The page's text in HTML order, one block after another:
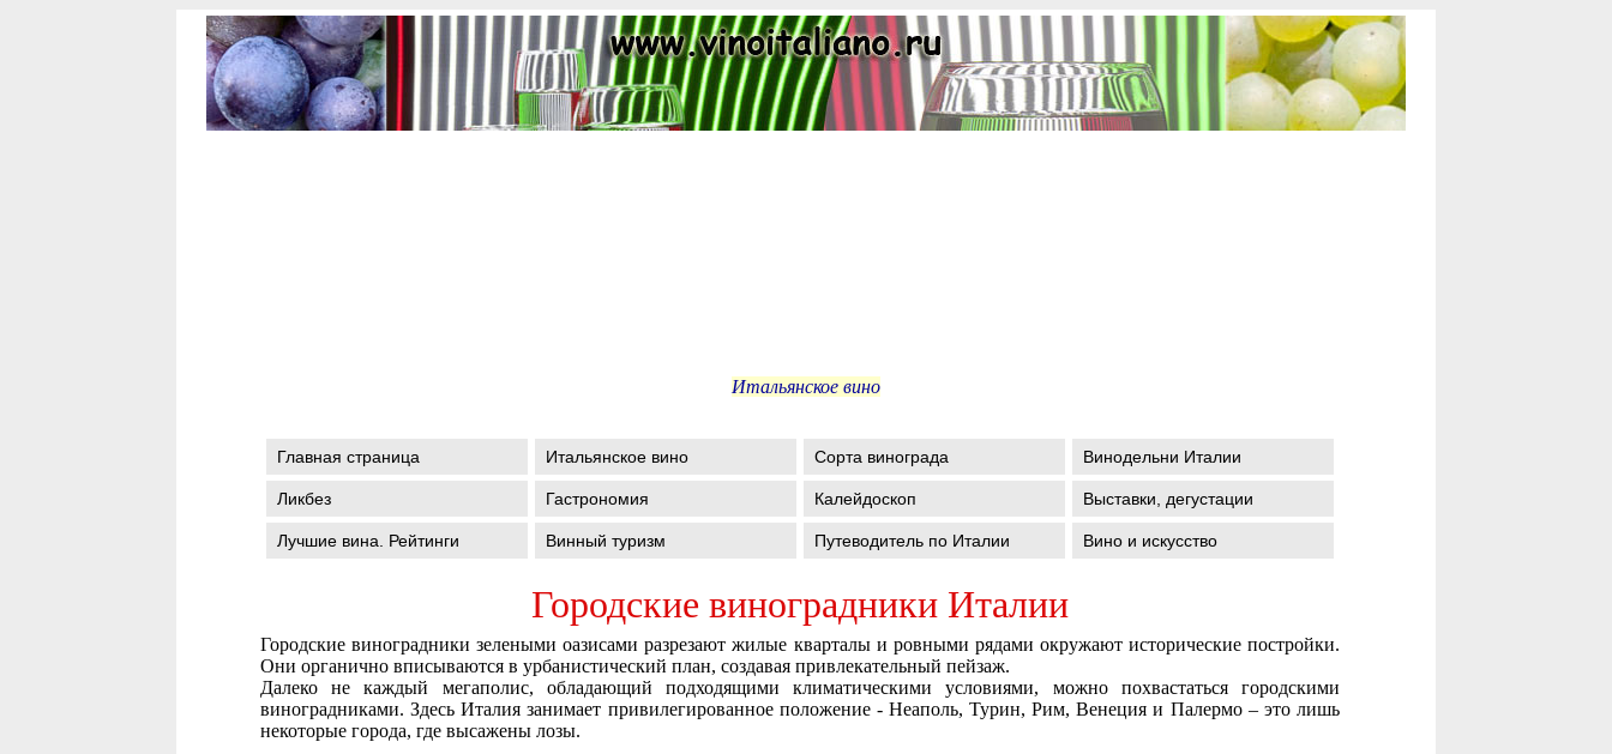
Итальянское вино
Главная страница Итальянское вино Сорта винограда Винодельни Италии
Ликбез Гастрономия Калейдоскоп Выставки, дегустации
Лучшие вина. Рейтинги Винный туризм Путеводитель по Италии Вино и искусство
Городские виноградники Италии
Городские виноградники зелеными оазисами разрезают жилые кварталы и ровными рядами окружают исторические постройки.
Они органично вписываются в урбанистический план, создавая привлекательный пейзаж.
Далеко не каждый мегаполис, обладающий подходящими климатическими условиями, можно похвастаться городскими
виноградниками. Здесь Италия занимает привилегированное положение - Неаполь, Турин, Рим, Венеция и Палермо – это лишь
некоторые города, где высажены лозы.